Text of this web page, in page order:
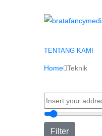
TENTANG KAMI
Home Teknik
Filter